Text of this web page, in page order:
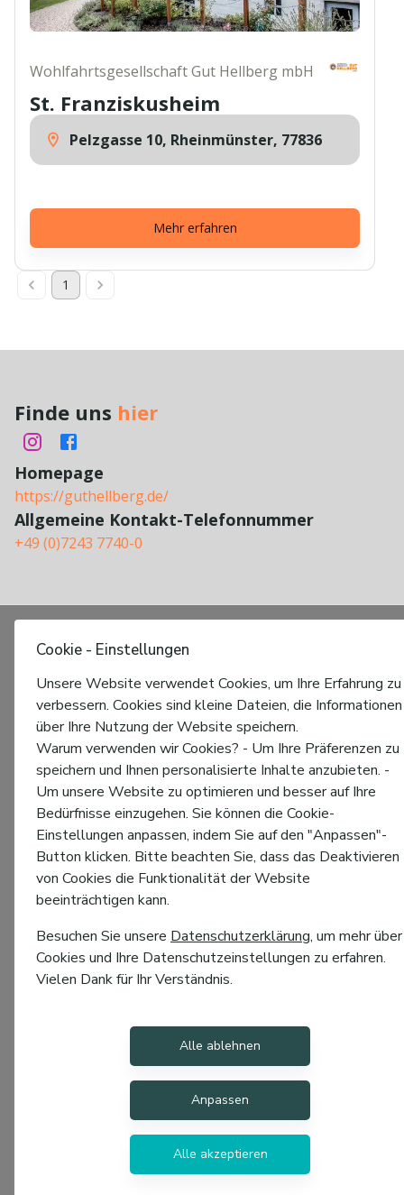
Wohlfahrtsgesellschaft Gut Hellberg mbH
St. Franziskusheim
Pelzgasse 10, Rheinmünster, 77836
Mehr erfahren
1
Finde uns hier
Homepage
https://guthellberg.de/
Allgemeine Kontakt-Telefonnummer
+49 (0)7243 7740-0
Cookie - Einstellungen
Unsere Website verwendet Cookies, um Ihre Erfahrung zu
verbessern. Cookies sind kleine Dateien, die Informationen
über Ihre Nutzung der Website speichern.
Warum verwenden wir Cookies? - Um Ihre Präferenzen zu
speichern und Ihnen personalisierte Inhalte anzubieten. -
Um unsere Website zu optimieren und besser auf Ihre
Bedürfnisse einzugehen. Sie können die Cookie-
Einstellungen anpassen, indem Sie auf den "Anpassen"-
Button klicken. Bitte beachten Sie, dass das Deaktivieren
von Cookies die Funktionalität der Website
beeinträchtigen kann.
Besuchen Sie unsere Datenschutzerklärung, um mehr über
Cookies und Ihre Datenschutzeinstellungen zu erfahren.
Vielen Dank für Ihr Verständnis.
Alle ablehnen
Anpassen
Alle akzeptieren